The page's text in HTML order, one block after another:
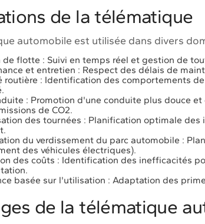
de la télématique
automobile est utilisée dans divers
de flotte : Suivi en temps réel et gestion de
et entretien : Respect des délais de
routière : Identification des comportements
: Promotion d'une conduite plus douce
de CO2.
des tournées : Planification optimale
du verdissement du parc automobile :
des véhicules électriques).
des coûts : Identification des inefficacités
basée sur l'utilisation : Adaptation des
de la télématique